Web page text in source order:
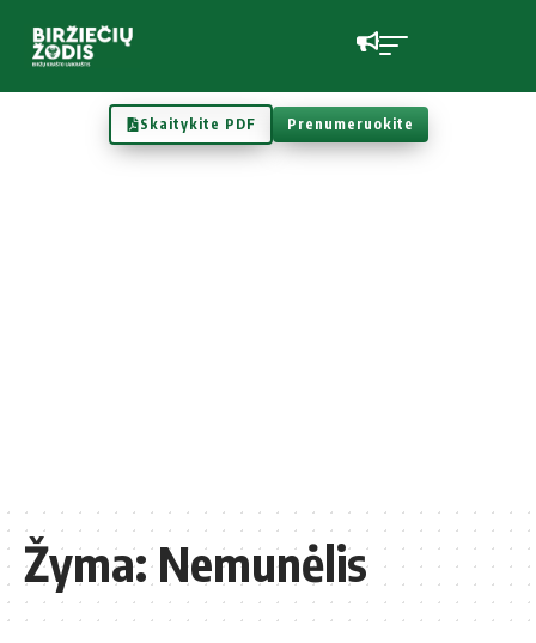
Skaitykite PDF Prenumeruokite
Žyma:Nemunėlis